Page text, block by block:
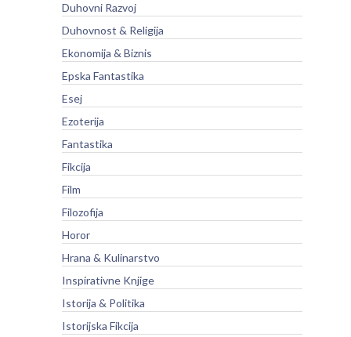
Duhovni Razvoj
Duhovnost & Religija
Ekonomija & Biznis
Epska Fantastika
Esej
Ezoterija
Fantastika
Fikcija
Film
Filozofija
Horor
Hrana & Kulinarstvo
Inspirativne Knjige
Istorija & Politika
Istorijska Fikcija